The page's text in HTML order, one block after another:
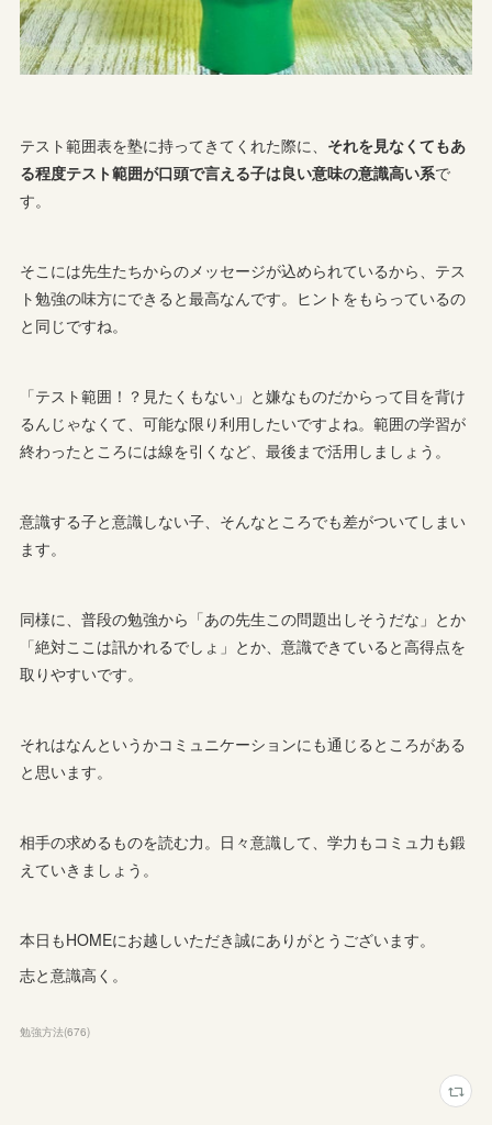
テスト範囲表を塾に持ってきてくれた際に、 それを見なくてもあ
る程度テスト範囲が口頭で言える子は良い意味の意識高い系で
す。
そこには先生たちからのメッセージが込められているから、テス
ト勉強の味方にできると最高なんです。ヒントをもらっているの
と同じですね。
「テスト範囲！？見たくもない」と嫌なものだからって目を背け
るんじゃなくて、可能な限り利用したいですよね。範囲の学習が
終わったところには線を引くなど、最後まで活用しましょう。
意識する子と意識しない子、そんなところでも差がついてしまい
ます。
同様に、普段の勉強から「あの先生この問題出しそうだな」とか
「絶対ここは訊かれるでしょ」とか、意識できていると高得点を
取りやすいです。
それはなんというかコミュニケーションにも通じるところがある
と思います。
相手の求めるものを読む力。日々意識して、学力もコミュ力も鍛
えていきましょう。
本日もHOMEにお越しいただき誠にありがとうございます。
志と意識高く。
勉強方法(676)